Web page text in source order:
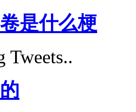
是什么梗
Tweets..